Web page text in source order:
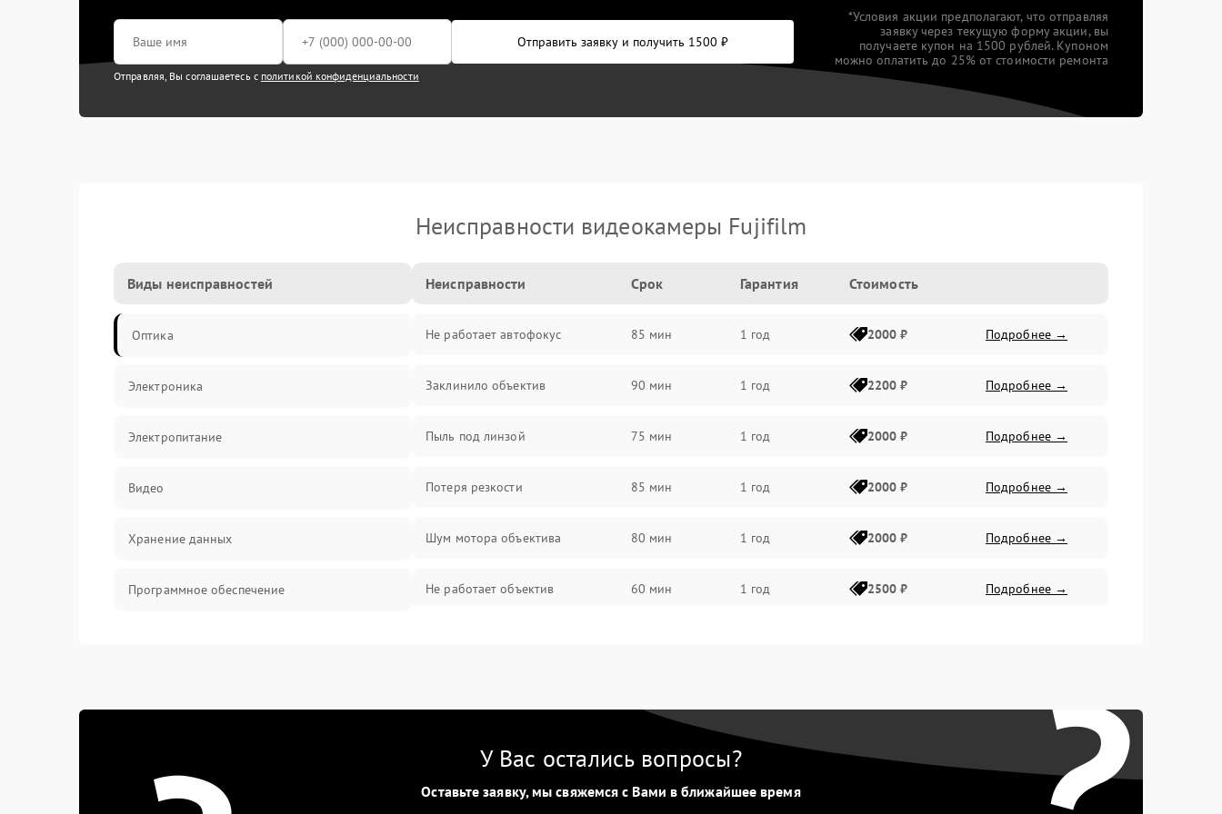
Отправить заявку и получить 1500 ₽
Отправляя, Вы соглашаетесь с политикой конфиденциальности
*Условия акции предполагают, что отправляя
заявку через текущую форму акции, вы
получаете купон на 1500 рублей. Купоном
можно оплатить до 25% от стоимости ремонта
Неисправности видеокамеры Fujifilm
Виды неисправностей
Оптика
Электроника
Электропитание
Видео
Хранение данных
Программное обеспечение
Неисправности Срок Гарантия Стоимость
Не работает автофокус 85 мин 1 год 2000 ₽ Подробнее →
Заклинило объектив 90 мин 1 год 2200 ₽ Подробнее →
Пыль под линзой 75 мин 1 год 2000 ₽ Подробнее →
Потеря резкости 85 мин 1 год 2000 ₽ Подробнее →
Шум мотора объектива 80 мин 1 год 2000 ₽ Подробнее →
Не работает объектив 60 мин 1 год 2500 ₽ Подробнее →
1 год
Не работает зум 60 мин 1 год Подробнее →
У Вас остались вопросы?
Оставьте заявку, мы свяжемся с Вами в ближайшее время